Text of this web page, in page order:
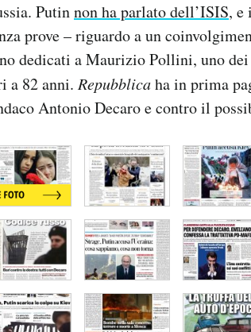
Putinnon ha parlato dell’ISIS, e
prove – riguardo a un
dedicati a Maurizio Pollini, uno
a 82 anni. Repubblicaha in prima
Antonio Decaro e contro il